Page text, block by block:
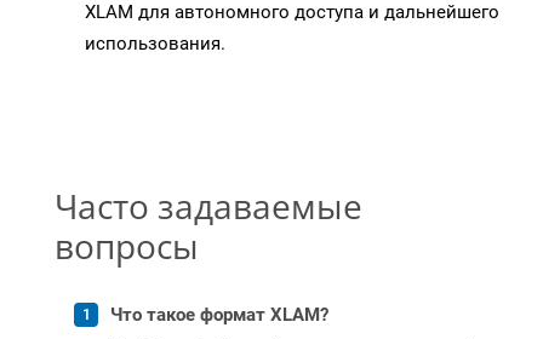
XLAM для автономного доступа и дальнейшего
использования.
Часто задаваемые
вопросы
Что такое формат XLAM?